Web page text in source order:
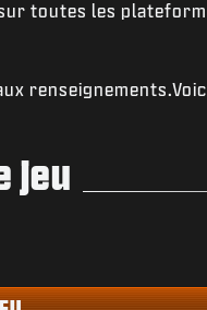
toutes les
jeu